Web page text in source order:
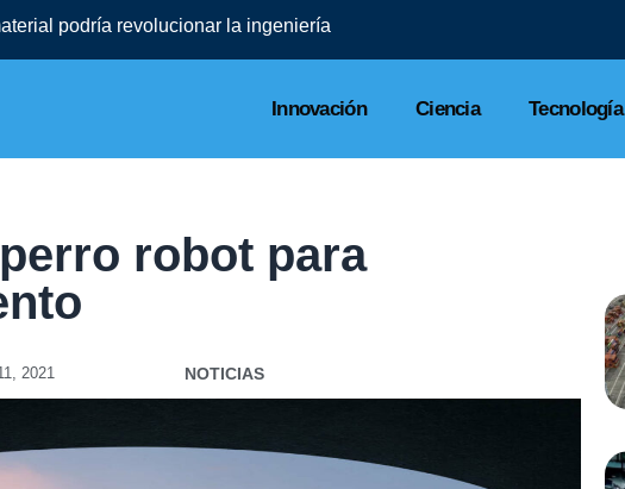
podría revolucionar la ingeniería
Innovación Ciencia Tecnología
robot para
2021 NOTICIAS